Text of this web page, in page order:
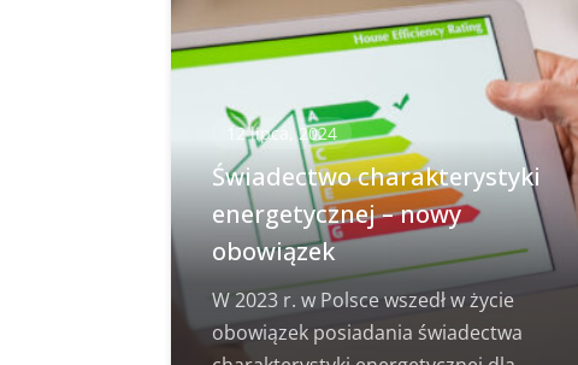
12 lipca, 2024
Świadectwo charakterystyki
energetycznej – nowy
obowiązek
W 2023 r. w Polsce wszedł w życie
obowiązek posiadania świadectwa